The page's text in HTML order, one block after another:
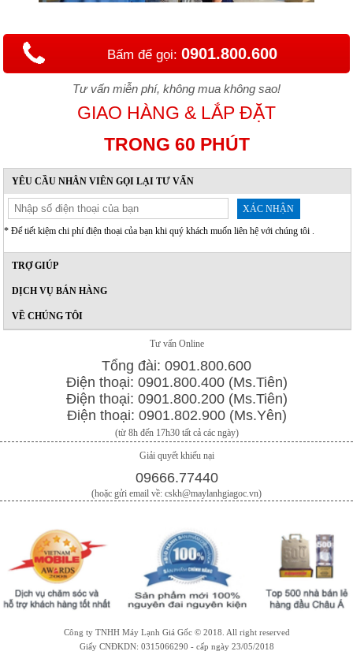
Bấm để gọi: 0901.800.600
Tư vấn miễn phí, không mua không sao!
GIAO HÀNG & LẮP ĐẶT
TRONG 60 PHÚT
YÊU CẦU NHÂN VIÊN GỌI LẠI TƯ VẤN
XÁC NHẬN
* Để tiết kiệm chi phí điện thoại của bạn khi quý khách muốn liên hệ với chúng tôi .
TRỢ GIÚP
DỊCH VỤ BÁN HÀNG
VỀ CHÚNG TÔI
Tư vấn Online
Tổng đài: 0901.800.600
Điện thoại: 0901.800.400 (Ms.Tiên)
Điện thoại: 0901.800.200 (Ms.Tiên)
Điện thoại: 0901.802.900 (Ms.Yên)
(từ 8h đến 17h30 tất cả các ngày)
Giải quyết khiếu nại
09666.77440
(hoặc gửi email về: cskh@maylanhgiagoc.vn)
Công ty TNHH Máy Lạnh Giá Gốc © 2018. All right reserved
Giấy CNĐKDN: 0315066290 - cấp ngày 23/05/2018